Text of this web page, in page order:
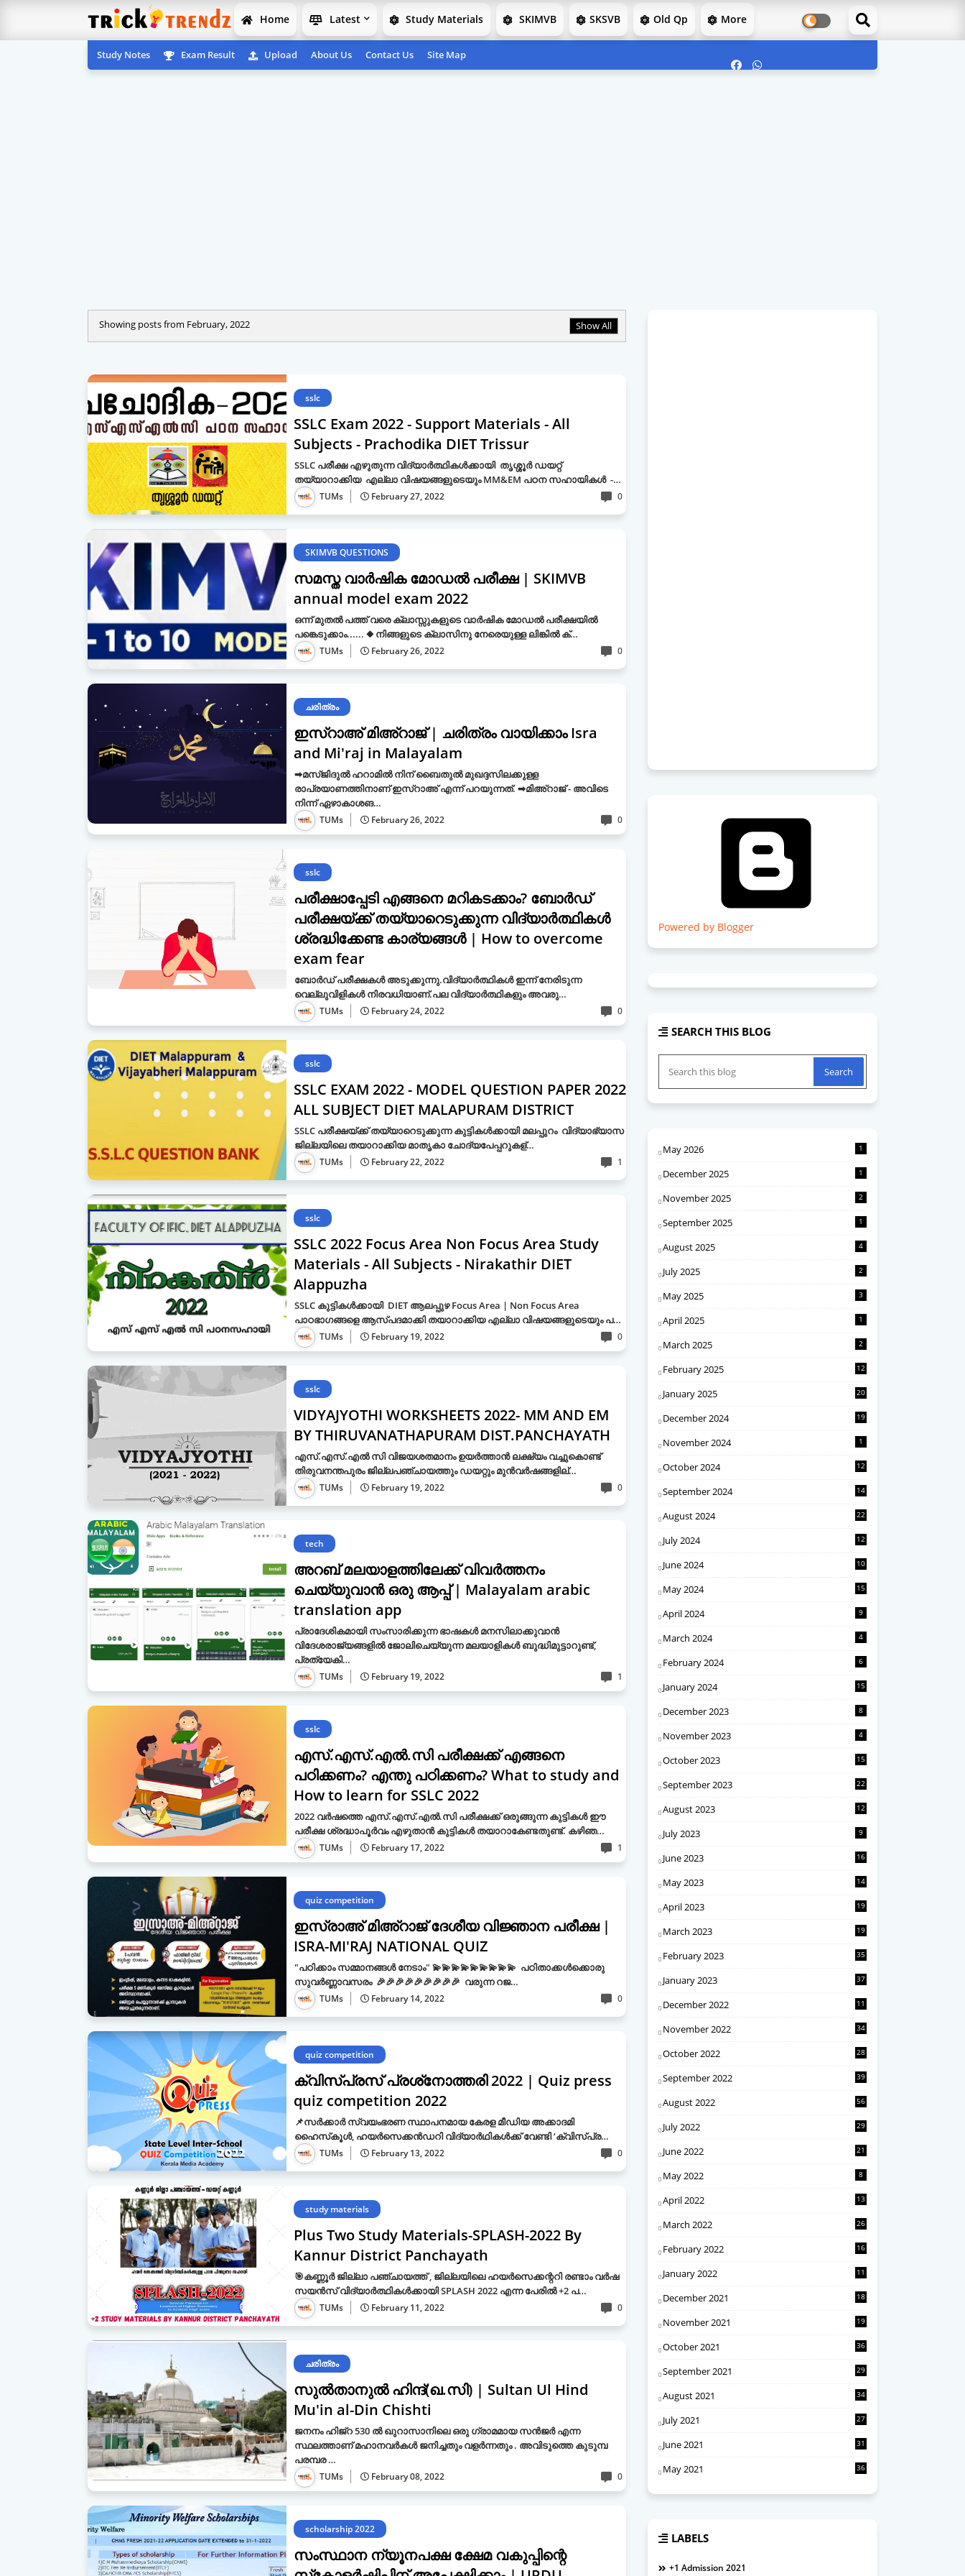
Home Latest Study Materials SKIMVB SKSVB Old Qp More
Study Notes Exam Result Upload About Us Contact Us Site Map
Showing posts from February, 2022 Show All
sslc
SSLC Exam 2022 - Support Materials - All
Subjects - Prachodika DIET Trissur
SSLC പരീക്ഷ എഴുതുന്ന വിദ്യാർത്ഥികൾക്കായി തൃശ്ശൂര്‍ ഡയറ്റ്‌
തയ്യാറാക്കിയ എല്ലാ വിഷയങ്ങളുടെയും MM&EM പഠന സഹായികൾ -…
TUMs February 27, 2022 0
SKIMVB QUESTIONS
സമസ്ത വാർഷിക മോഡൽ പരീക്ഷ | SKIMVB
annual model exam 2022
ഒന്ന് മുതൽ പത്ത് വരെ ക്ലാസ്സുകളുടെ വാർഷിക മോഡൽ പരീക്ഷയിൽ
പങ്കെടുക്കാം...... ◆ നിങ്ങളുടെ ക്ലാസിനു നേരെയുള്ള ലിങ്കില്‍ ക്…
TUMs February 26, 2022 0
ചരിത്രം
ഇസ്റാഅ് മിഅ്റാജ് | ചരിത്രം വായിക്കാം Isra
and Mi'raj in Malayalam
➡മസ്ജിദുൽ ഹറാമിൽ നിന് ബൈതുൽ മുഖദ്ദസിലക്കുള്ള
രാപ്രയാണത്തിനാണ് ഇസ്റാഅ് എന്ന് പറയുന്നത്. ➡മിഅ്റാജ് - അവിടെ
നിന്ന് ഏഴാകാശങ…
TUMs February 26, 2022 0
sslc
പരീക്ഷാപ്പേടി എങ്ങനെ മറികടക്കാം? ബോര്‍ഡ്
പരീക്ഷയ്ക്ക് തയ്യാറെടുക്കുന്ന വിദ്യാ‍‍ര്‍ത്ഥികള്‍
ശ്രദ്ധിക്കേണ്ട കാര്യങ്ങള്‍ | How to overcome
exam fear
ബോര്‍ഡ് പരീക്ഷകള്‍ അടുക്കുന്നു.വിദ്യാ‍‍‍ര്‍ത്ഥികള്‍ ഇന്ന് നേരിടുന്ന
വെല്ലുവിളികള്‍ നിരവധിയാണ്.പല വിദ്യാര്‍ത്ഥികളും അവരു…
TUMs February 24, 2022 0
sslc
SSLC EXAM 2022 - MODEL QUESTION PAPER 2022
ALL SUBJECT DIET MALAPURAM DISTRICT
SSLC പരീക്ഷയ്ക്ക് തയ്യാറെടുക്കുന്ന കുട്ടികള്‍ക്കായി മലപ്പുറം വിദ്യാഭ്യാസ
ജില്ലയിലെ തയാറാക്കിയ മാതൃകാ ചോദ്യപേപ്പറുകള്…
TUMs February 22, 2022 1
sslc
SSLC 2022 Focus Area Non Focus Area Study
Materials - All Subjects - Nirakathir DIET
Alappuzha
SSLC കുട്ടികൾക്കായി DIET ആലപ്പുഴ Focus Area | Non Focus Area
പാഠഭാഗങ്ങളെ ആസ്പദമാക്കി തയാറാക്കിയ എല്ലാ വിഷയങ്ങളുടെയും പ…
TUMs February 19, 2022 0
sslc
VIDYAJYOTHI WORKSHEETS 2022- MM AND EM
BY THIRUVANATHAPURAM DIST.PANCHAYATH
എസ്.എസ്.എല്‍ സി വിജയശതമാനം ഉയര്‍ത്താന്‍ ലക്ഷ്യം വച്ചുകൊണ്ട്‌
തിരുവനന്തപുരം ജില്ലപഞ്ചായത്തും ഡയറ്റും മുന്‍വര്‍ഷങ്ങളില്…
TUMs February 19, 2022 0
tech
അറബ് മലയാളത്തിലേക്ക് വിവർത്തനം
ചെയ്യുവാൻ ഒരു ആപ്പ് | Malayalam arabic
translation app
പ്രാദേശികമായി സംസാരിക്കുന്ന ഭാഷകൾ മനസിലാക്കുവാൻ
വിദേശരാജ്യങ്ങളിൽ ജോലിചെയ്യുന്ന മലയാളികൾ ബുദ്ധിമുട്ടാറുണ്ട്,
പ്രത്യേകി…
TUMs February 19, 2022 1
sslc
എസ്.എസ്.എൽ.സി പരീക്ഷക്ക്​ എങ്ങനെ
പഠിക്കണം​? എന്തു പഠിക്കണം? What to study and
How to learn for SSLC 2022
2022 വർഷത്തെ എസ്.എസ്.എൽ.സി പരീക്ഷക്ക്​ ഒരുങ്ങുന്ന കുട്ടികൾ ഈ
പരീക്ഷ ശ്രദ്ധാപൂർവം എഴുതാൻ കുട്ടികൾ തയാറാകേണ്ടതുണ്ട്. കഴിഞ…
TUMs February 17, 2022 1
quiz competition
ഇസ്രാഅ് മിഅ്റാജ് ദേശീയ വിജ്ഞാന പരീക്ഷ |
ISRA-MI'RAJ NATIONAL QUIZ
"പഠിക്കാം സമ്മാനങ്ങൾ നേടാം" 💫💫💫💫💫💫💫💫💫 പഠിതാക്കൾക്കൊരു
സുവർണ്ണാവസരം 🎉🎉🎉🎉🎉🎉🎉🎉🎉 വരുന്ന റജ…
TUMs February 14, 2022 0
quiz competition
ക്വിസ്പ്രസ് പ്രശ്‌നോത്തരി 2022 | Quiz press
quiz competition 2022
📌സര്‍ക്കാര്‍ സ്വയംഭരണ സ്ഥാപനമായ കേരള മീഡിയ അക്കാദമി
ഹൈസ്‌കൂള്‍, ഹയര്‍സെക്കന്‍ഡറി വിദ്യാര്‍ഥികള്‍ക്ക് വേണ്ടി ‘ക്വിസ്പ്ര…
TUMs February 13, 2022 0
study materials
Plus Two Study Materials-SPLASH-2022 By
Kannur District Panchayath
🎯കണ്ണൂർ ജില്ലാ പഞ്ചായത്ത് , ജില്ലയിലെ ഹയർസെക്കന്ററി രണ്ടാം വർഷ
സയൻസ് വിദ്യാർത്ഥികൾക്കായി SPLASH 2022 എന്ന പേരിൽ +2 പ…
TUMs February 11, 2022 0
ചരിത്രം
സുൽതാനുൽ ഹിന്ദ്(ഖ.സി) | Sultan Ul Hind
Mu'in al-Din Chishti
ജനനം ഹിജ്‌റ 530 ൽ ഖുറാസാനിലെ ഒരു ഗ്രാമമായ സൻജർ എന്ന
സ്ഥലത്താണ് മഹാനവർകൾ ജനിച്ചതും വളർന്നതും . അവിടുത്തെ കുടുമ്പ
പരമ്പര …
TUMs February 08, 2022 0
scholarship 2022
സംസ്ഥാന ന്യൂനപക്ഷ ക്ഷേമ വകുപ്പിന്റെ
Powered by Blogger
SEARCH THIS BLOG
May 2026 1
December 2025 1
November 2025 2
September 2025 1
August 2025 4
July 2025 2
May 2025 3
April 2025 1
March 2025 2
February 2025 12
January 2025 20
December 2024 19
November 2024 1
October 2024 12
September 2024 14
August 2024 22
July 2024 12
June 2024 10
May 2024 15
April 2024 9
March 2024 4
February 2024 6
January 2024 15
December 2023 8
November 2023 4
October 2023 15
September 2023 22
August 2023 12
July 2023 9
June 2023 16
May 2023 14
April 2023 19
March 2023 19
February 2023 35
January 2023 37
December 2022 11
November 2022 34
October 2022 28
September 2022 39
August 2022 56
July 2022 29
June 2022 21
May 2022 8
April 2022 13
March 2022 26
February 2022 16
January 2022 11
December 2021 18
November 2021 19
October 2021 36
September 2021 29
August 2021 34
July 2021 27
June 2021 31
May 2021 36
LABELS
+1 Admission 2021